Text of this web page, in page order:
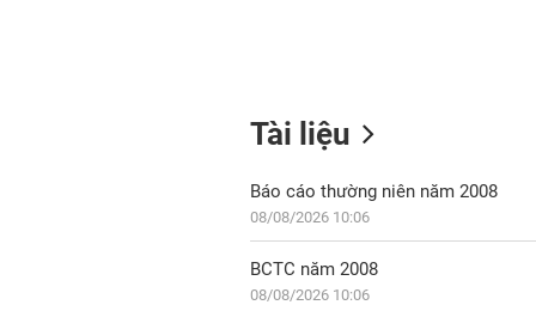
Tài liệu
Báo cáo thường niên năm 2008
08/08/2026 10:06
BCTC năm 2008
08/08/2026 10:06